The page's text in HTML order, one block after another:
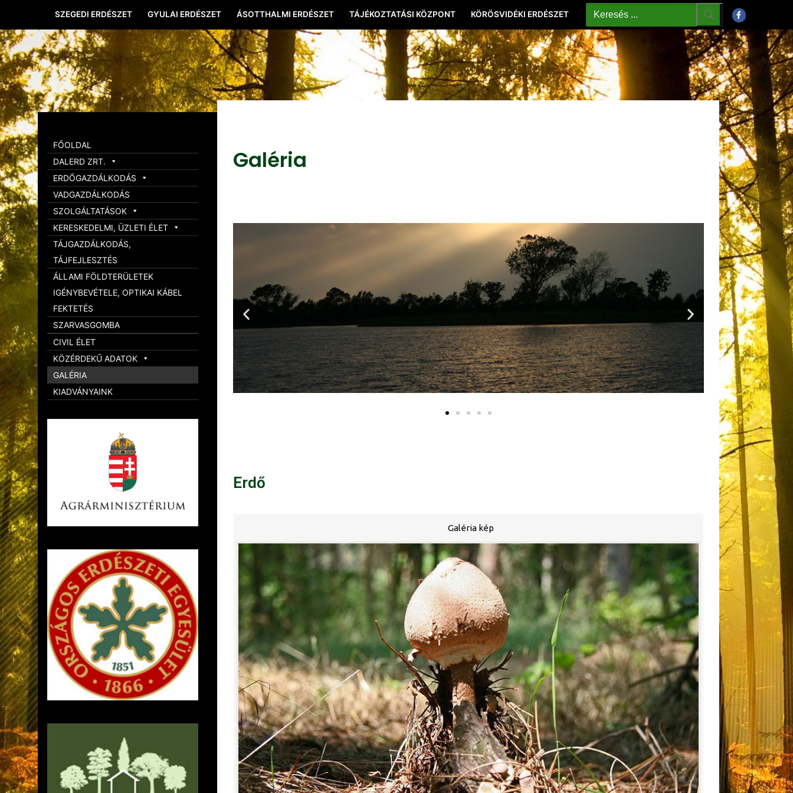
SZEGEDI ERDÉSZET GYULAI ERDÉSZET ÁSOTTHALMI ERDÉSZET TÁJÉKOZTATÁSI KÖZPONT KÖRÖSVIDÉKI ERDÉSZET
Galéria
Erdő
Galéria kép
FŐOLDAL
DALERD ZRT.
ERDŐGAZDÁLKODÁS
VADGAZDÁLKODÁS
SZOLGÁLTATÁSOK
KERESKEDELMI, ÜZLETI ÉLET
TÁJGAZDÁLKODÁS,
TÁJFEJLESZTÉS
ÁLLAMI FÖLDTERÜLETEK
IGÉNYBEVÉTELE, OPTIKAI KÁBEL
FEKTETÉS
SZARVASGOMBA
CIVIL ÉLET
KÖZÉRDEKŰ ADATOK
GALÉRIA
KIADVÁNYAINK